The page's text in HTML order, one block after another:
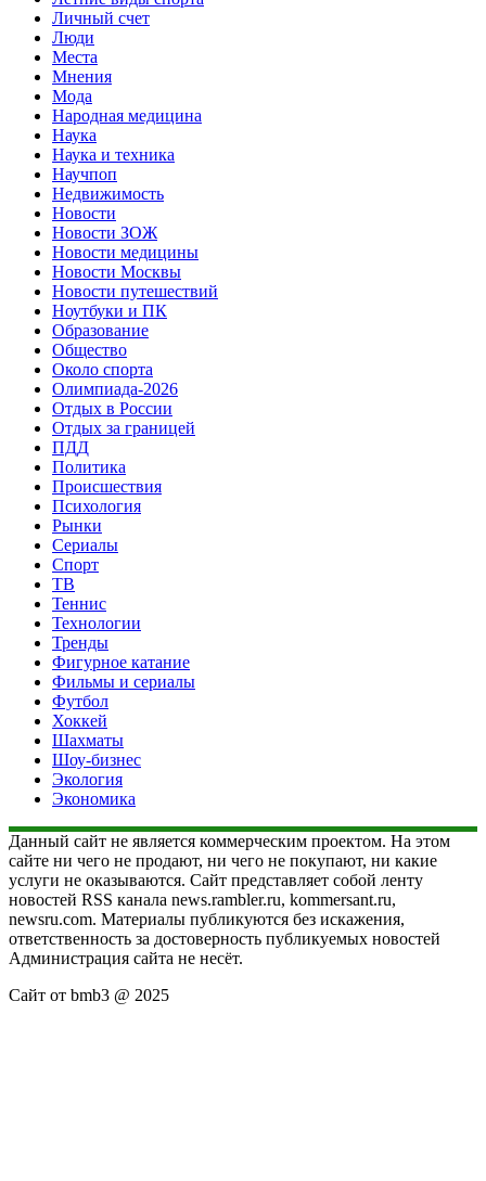
Личный счет
Люди
Места
Мнения
Мода
Народная медицина
Наука
Наука и техника
Научпоп
Недвижимость
Новости
Новости ЗОЖ
Новости медицины
Новости Москвы
Новости путешествий
Ноутбуки и ПК
Образование
Общество
Около спорта
Олимпиада-2026
Отдых в России
Отдых за границей
ПДД
Политика
Происшествия
Психология
Рынки
Сериалы
Спорт
ТВ
Теннис
Технологии
Тренды
Фигурное катание
Фильмы и сериалы
Футбол
Хоккей
Шахматы
Шоу-бизнес
Экология
Экономика
Данный сайт не является коммерческим проектом. На этом
сайте ни чего не продают, ни чего не покупают, ни какие
услуги не оказываются. Сайт представляет собой ленту
новостей RSS канала news.rambler.ru, kommersant.ru,
newsru.com. Материалы публикуются без искажения,
ответственность за достоверность публикуемых новостей
Администрация сайта не несёт.
Сайт от bmb3 @ 2025